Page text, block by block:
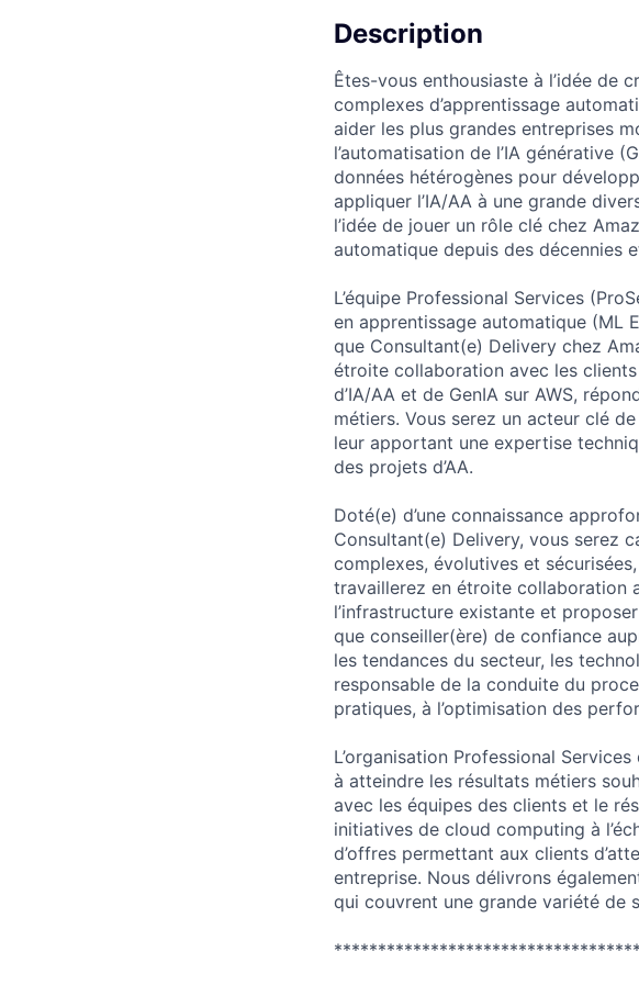
Description
Êtes-vous enthousiaste à l’idée de
complexes d’apprentissage
aider les plus grandes entreprises
l’automatisation de l’IA générative
données hétérogènes pour
appliquer l’IA/AA à une grande
l’idée de jouer un rôle clé chez
automatique depuis des décennies
L’équipe Professional Services
en apprentissage automatique (ML
que Consultant(e) Delivery chez
étroite collaboration avec les
d’IA/AA et de GenIA sur AWS,
métiers. Vous serez un acteur clé
leur apportant une expertise
des projets d’AA.
Doté(e) d’une connaissance
Consultant(e) Delivery, vous serez
complexes, évolutives et
travaillerez en étroite collaboration
l’infrastructure existante et
que conseiller(ère) de confiance
les tendances du secteur, les
responsable de la conduite du
pratiques, à l’optimisation des
L’organisation Professional
à atteindre les résultats métiers
avec les équipes des clients et le
initiatives de cloud computing à
d’offres permettant aux clients
entreprise. Nous délivrons
qui couvrent une grande variété de